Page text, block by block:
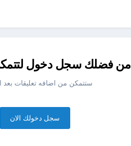
من فضلك سجل دخول
ستتمكن من اضافه تعليقات بعد
سجل دخولك الان